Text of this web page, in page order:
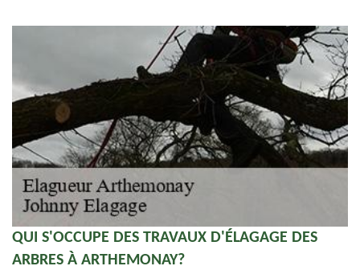
QUI S'OCCUPE DES TRAVAUX D'ÉLAGAGE DES
ARBRES À ARTHEMONAY?